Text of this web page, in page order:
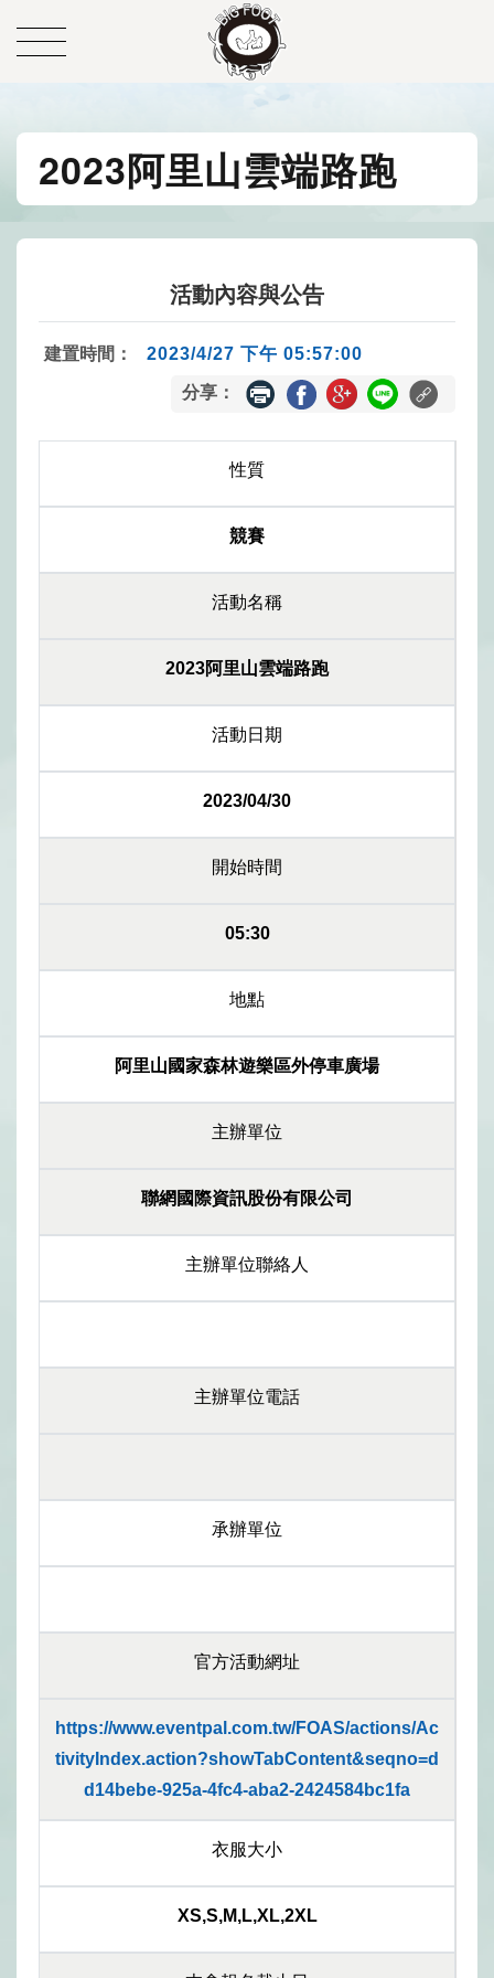
2023阿里山雲端路跑
活動內容與公告
建置時間： 2023/4/27 下午 05:57:00
分享：
性質
競賽
活動名稱
2023阿里山雲端路跑
活動日期
2023/04/30
開始時間
05:30
地點
阿里山國家森林遊樂區外停車廣場
主辦單位
聯網國際資訊股份有限公司
主辦單位聯絡人
主辦單位電話
承辦單位
官方活動網址
https://www.eventpal.com.tw/FOAS/actions/Ac
tivityIndex.action?showTabContent&seqno=d
d14bebe-925a-4fc4-aba2-2424584bc1fa
衣服大小
XS,S,M,L,XL,2XL